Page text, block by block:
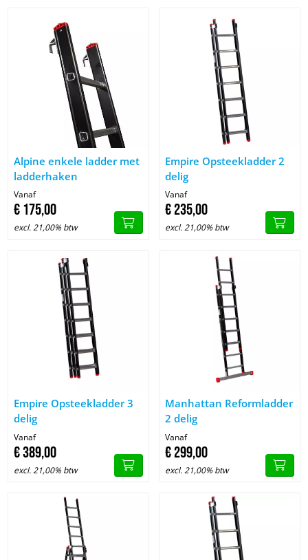
Image Alpine enkele ladder met ladderhaken
Alpine enkele ladder met
ladderhaken
Vanaf
€175,00
excl. 21,00% btw
Image Empire Opsteekladder
Empire Opsteekladder 2
delig
Vanaf
€235,00
excl. 21,00% btw
Image Empire Opsteekladder 3 delig
Empire Opsteekladder 3
delig
Vanaf
€389,00
excl. 21,00% btw
Image Manhattan
Manhattan Reformladder
2 delig
Vanaf
€299,00
excl. 21,00% btw